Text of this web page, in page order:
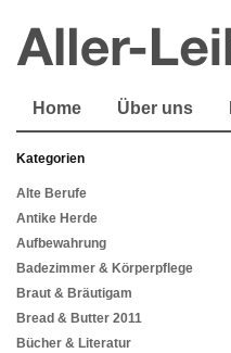
Home Über uns
Kategorien
Alte Berufe
Antike Herde
Aufbewahrung
Badezimmer & Körperpflege
Braut & Bräutigam
Bread & Butter 2011
Bücher & Literatur